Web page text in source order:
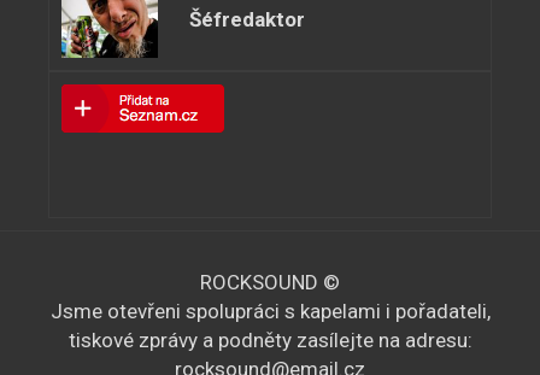
Šéfredaktor
ROCKSOUND ©
Jsme otevřeni spolupráci s kapelami i pořadateli,
tiskové zprávy a podněty zasílejte na adresu:
rocksound@email.cz